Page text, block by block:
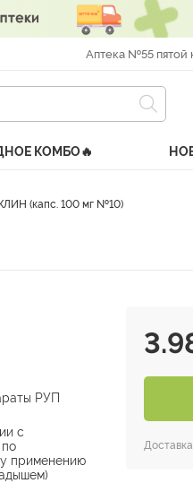
Аптека №55 пятой
КОМБО🔥
(капс. 100 мг №10)
РУП
с
применению